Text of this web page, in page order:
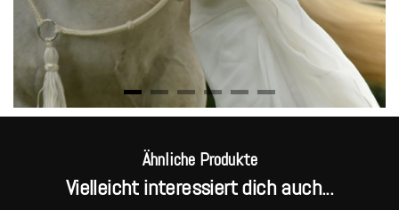
Ähnliche Produkte
Vielleicht interessiert dich auch...